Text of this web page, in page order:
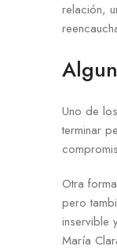
relación,
Uno de
terminar
Otra
pero
inservible
María